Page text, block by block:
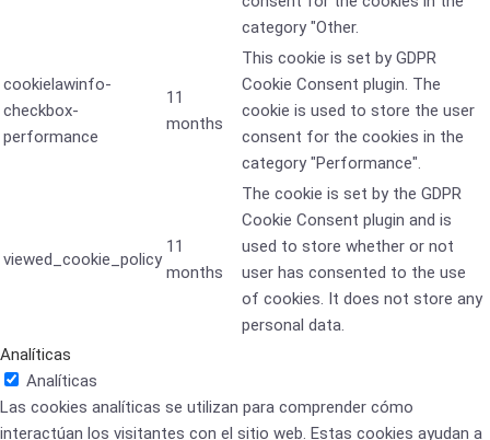
category "Other.
cookielawinfo-
checkbox-
performance
11
months
This cookie is set by GDPR
Cookie Consent plugin. The
cookie is used to store the user
consent for the cookies in the
category "Performance".
viewed_cookie_policy
11
months
The cookie is set by the GDPR
Cookie Consent plugin and is
used to store whether or not
user has consented to the use
of cookies. It does not store any
personal data.
Analíticas
Analíticas
Las cookies analíticas se utilizan para comprender cómo
interactúan los visitantes con el sitio web. Estas cookies ayudan a